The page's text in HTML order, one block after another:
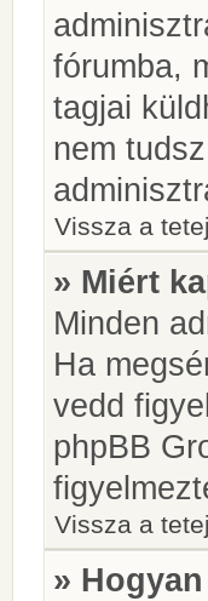
fórumba,
tagjai
nem
Vissza a
» Miért
Minden
Ha
vedd
phpBB
Vissza a
»